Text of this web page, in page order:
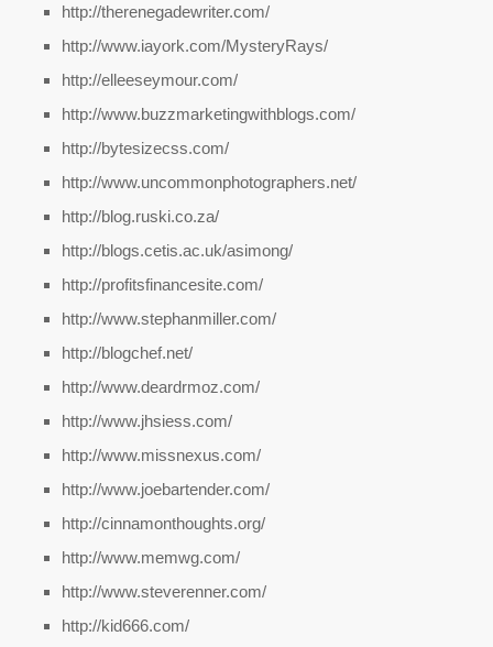
http://therenegadewriter.com/
http://www.iayork.com/MysteryRays/
http://elleeseymour.com/
http://www.buzzmarketingwithblogs.com/
http://bytesizecss.com/
http://www.uncommonphotographers.net/
http://blog.ruski.co.za/
http://blogs.cetis.ac.uk/asimong/
http://profitsfinancesite.com/
http://www.stephanmiller.com/
http://blogchef.net/
http://www.deardrmoz.com/
http://www.jhsiess.com/
http://www.missnexus.com/
http://www.joebartender.com/
http://cinnamonthoughts.org/
http://www.memwg.com/
http://www.steverenner.com/
http://kid666.com/